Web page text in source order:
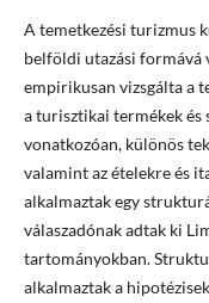
A temetkezési turizmus
belföldi utazási formává
empirikusan vizsgálta a
a turisztikai termékek és
vonatkozóan, különös
valamint az ételekre és
alkalmaztak egy
válaszadónak adtak ki
tartományokban.
alkalmaztak a